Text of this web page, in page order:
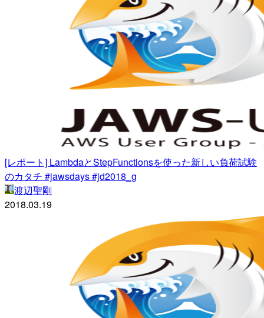
[レポート] LambdaとStepFunctionsを使った新しい負荷試験
のカタチ #jawsdays #jd2018_g
渡辺聖剛
2018.03.19